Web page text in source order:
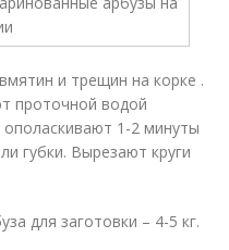
и трещин на корке .
проточной водой
1-2 минуты
губки. Вырезают круги
для заготовки – 4-5 кг.